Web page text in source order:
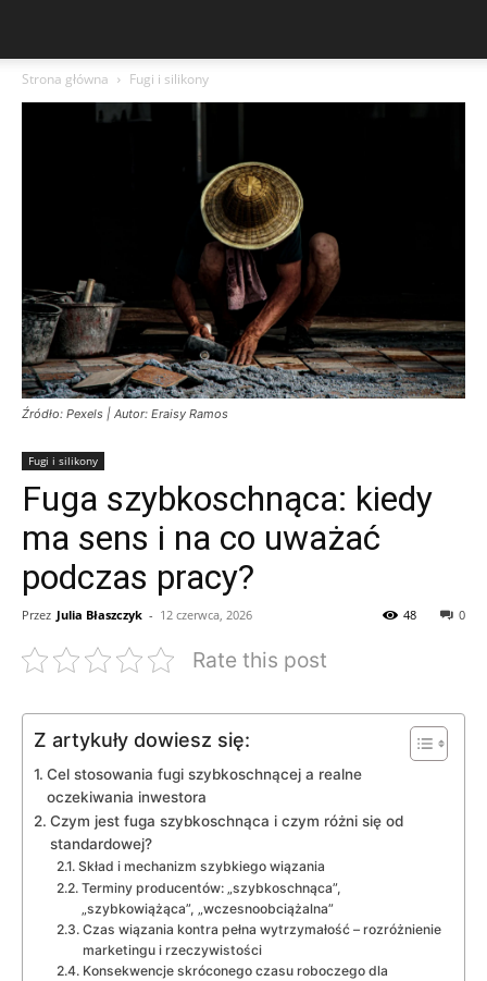
Strona główna Fugi i silikony
Źródło: Pexels | Autor: Eraisy Ramos
Fugi i silikony
Fuga szybkoschnąca: kiedy
ma sens i na co uważać
podczas pracy?
Przez Julia Błaszczyk - 12 czerwca, 2026 0
48
Rate this post
Z artykuły dowiesz się:
Cel stosowania fugi szybkoschnącej a realne
oczekiwania inwestora
Czym jest fuga szybkoschnąca i czym różni się od
standardowej?
Skład i mechanizm szybkiego wiązania
Terminy producentów: „szybkoschnąca”,
„szybkowiążąca”, „wczesnoobciążalna”
Czas wiązania kontra pełna wytrzymałość – rozróżnienie
marketingu i rzeczywistości
Konsekwencje skróconego czasu roboczego dla